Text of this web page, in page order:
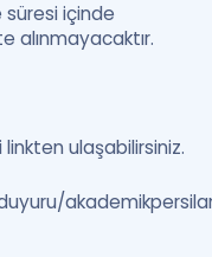
süresi içinde
alınmayacaktır.
linkten ulaşabilirsiniz.